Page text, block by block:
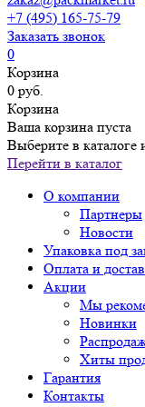
+7 (495) 165-75-79
Заказать звонок
0
Корзина
0 руб.
Корзина
Ваша корзина пуста
Выберите в каталоге
Перейти в каталог
О компании
Партнеры
Новости
Упаковка под
Оплата и
Акции
Мы
Новинки
Хиты
Гарантия
Контакты